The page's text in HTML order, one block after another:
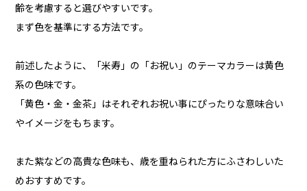
齢を考慮すると選びやすいです。
まず色を基準にする方法です。
前述したように、「米寿」の「お祝い」のテーマカラーは黄色
系の色味です。
「黄色・金・金茶」はそれぞれお祝い事にぴったりな意味合い
やイメージをもちます。
また紫などの高貴な色味も、歳を重ねられた方にふさわしいた
めおすすめです。